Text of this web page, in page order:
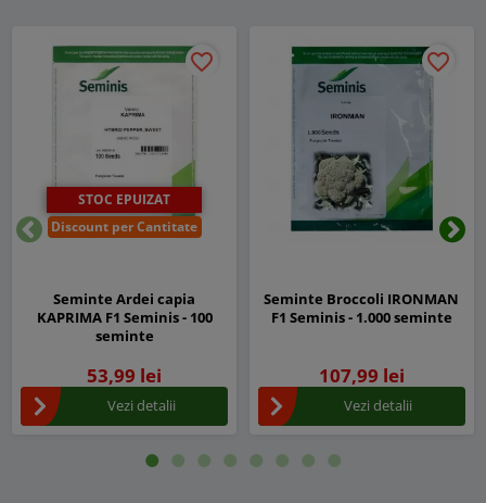
STOC EPUIZAT
Discount per Cantitate
favorite_border
Seminte Ardei capia
KAPRIMA F1 Seminis - 100
seminte
53,99 lei
Vezi detalii
favorite_border
Seminte Broccoli IRONMAN
F1 Seminis - 1.000 seminte
107,99 lei
Vezi detalii